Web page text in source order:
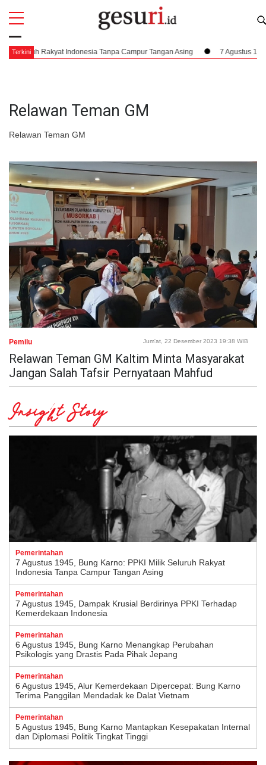
Terkini
Rakyat Indonesia Tanpa Campur Tangan Asing 7 Agustus 1945,
Relawan Teman GM
Relawan Teman GM
All
Pemilu Jum'at, 22 Desember 2023 19:38 WIB
Relawan Teman GM Kaltim Minta Masyarakat
Jangan Salah Tafsir Pernyataan Mahfud
Insight Story
Pemerintahan
7 Agustus 1945, Bung Karno: PPKI Milik Seluruh Rakyat
Indonesia Tanpa Campur Tangan Asing
Pemerintahan
7 Agustus 1945, Dampak Krusial Berdirinya PPKI Terhadap
Kemerdekaan Indonesia
Pemerintahan
6 Agustus 1945, Bung Karno Menangkap Perubahan
Psikologis yang Drastis Pada Pihak Jepang
Pemerintahan
6 Agustus 1945, Alur Kemerdekaan Dipercepat: Bung Karno
Terima Panggilan Mendadak ke Dalat Vietnam
Pemerintahan
5 Agustus 1945, Bung Karno Mantapkan Kesepakatan Internal
dan Diplomasi Politik Tingkat Tinggi